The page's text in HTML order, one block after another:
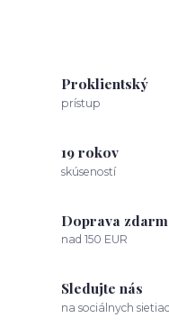
Proklientský
prístup
19 rokov
skúseností
Doprava
nad 150 EUR
Sledujte nás
na sociálnych